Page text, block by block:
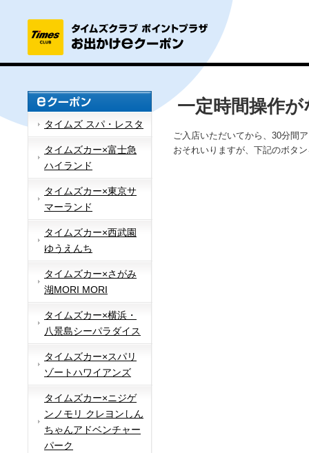
タイムズ スパ・レスタ
タイムズカー×富士急
ハイランド
タイムズカー×東京サ
マーランド
タイムズカー×西武園
ゆうえんち
タイムズカー×さがみ
湖MORI MORI
タイムズカー×横浜・
八景島シーパラダイス
タイムズカー×スパリ
ゾートハワイアンズ
タイムズカー×ニジゲ
ンノモリ クレヨンしん
ちゃんアドベンチャー
パーク
一定時間操作
ご入店いただいてから、30分間
おそれいりますが、下記のボタ